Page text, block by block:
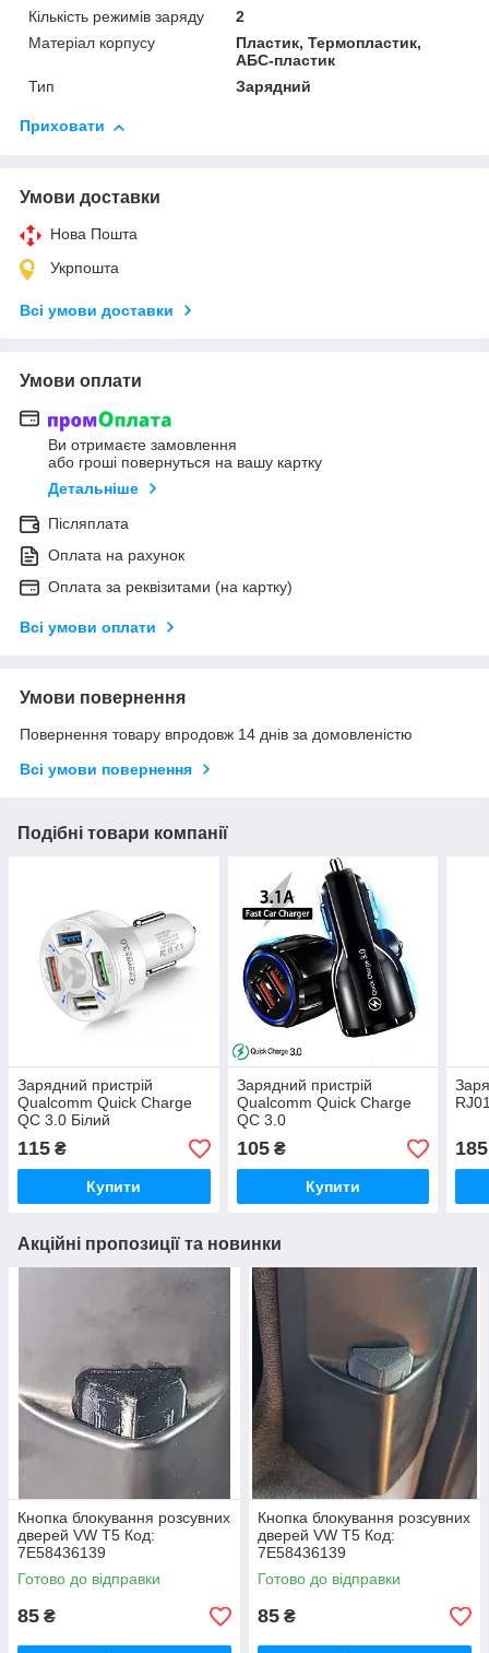
Кількість режимів заряду
2
Матеріал корпусу
Пластик, Термопластик,
АБС-пластик
Тип
Зарядний
Приховати
Умови доставки
Нова Пошта
Укрпошта
Всі умови доставки
Умови оплати
Ви отримаєте замовлення
або гроші повернуться на вашу картку
Детальніше
Післяплата
Оплата на рахунок
Оплата за реквізитами (на картку)
Всі умови оплати
Умови повернення
Повернення товару впродовж 14 днів за домовленістю
Всі умови повернення
Подібні товари компанії
Зарядний пристрій
Qualcomm Quick Charge
QC 3.0 Білий
115 ₴
Купити
Зарядний пристрій
Qualcomm Quick Charge
QC 3.0
105₴
Купити
185
Акційні пропозиції та новинки
Кнопка блокування розсувних
дверей VW T5 Код:
7E58436139
Готово до відправки
85 ₴
Кнопка блокування розсувних
дверей VW T5 Код:
7E58436139
Готово до відправки
85 ₴